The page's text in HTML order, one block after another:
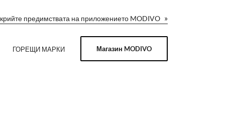
предимствата на приложението MODIVO »
ГОРЕЩИ МАРКИ Магазин MODIVO